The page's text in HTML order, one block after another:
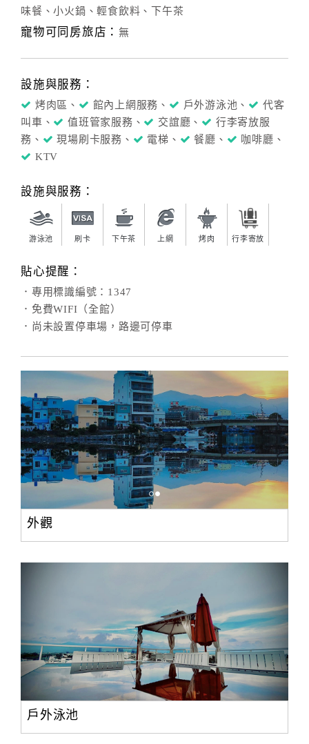
味餐、小火鍋、輕食飲料、下午茶
寵物可同房旅店： 無
設施與服務：
烤肉區、 館內上網服務、 戶外游泳池、
代客
叫車、
值班管家服務、 交誼廳、
行李寄放服
務、
現場刷卡服務、 電梯、 餐廳、
咖啡廳、
KTV
設施與服務：
游泳池 刷卡 下午茶 上網 烤肉 行李寄放
貼心提醒：
．專用標識編號：1347
．免費WIFI（全館）
．尚未設置停車場，路邊可停車
外觀
戶外泳池